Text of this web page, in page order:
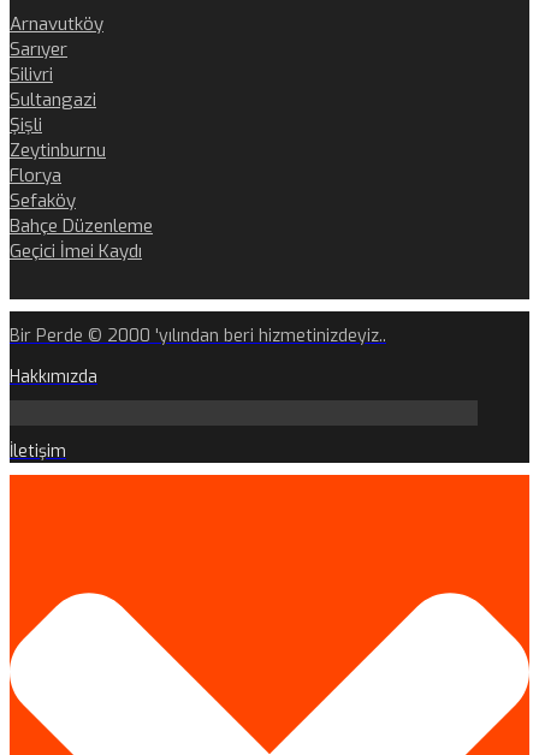
Arnavutköy
Sarıyer
Silivri
Sultangazi
Şişli
Zeytinburnu
Florya
Sefaköy
Bahçe Düzenleme
Geçici İmei Kaydı
Bir Perde © 2000 'yılından beri hizmetinizdeyiz..
Hakkımızda
İletişim